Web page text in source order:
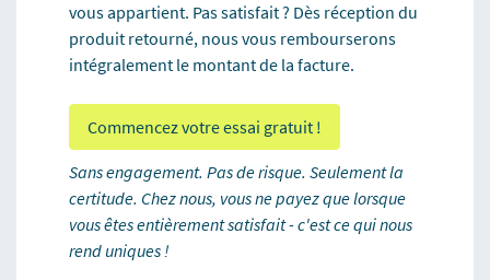
vous appartient. Pas satisfait ? Dès réception du
produit retourné, nous vous rembourserons
intégralement le montant de la facture.
Commencez votre essai gratuit !
Sans engagement. Pas de risque. Seulement la
certitude. Chez nous, vous ne payez que lorsque
vous êtes entièrement satisfait - c'est ce qui nous
rend uniques !